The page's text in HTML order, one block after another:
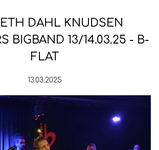
DAHL KNUDSEN
BIGBAND 13/14.03.25 - B-
FLAT
13.03.2025